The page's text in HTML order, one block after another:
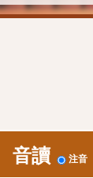
音讀 注音